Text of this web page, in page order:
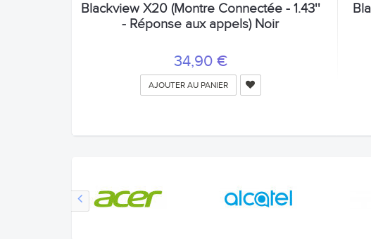
Blackview X20 (Montre Connectée - 1.43''
- Réponse aux appels) Noir
34,90 €
AJOUTER AU PANIER